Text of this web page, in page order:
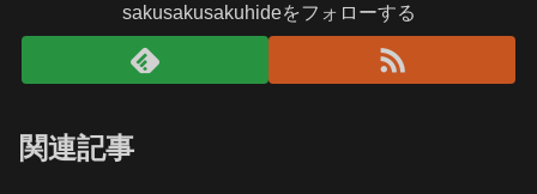
sakusakusakuhideをフォローする
関連記事